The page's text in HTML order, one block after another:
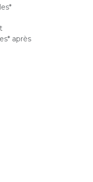
après